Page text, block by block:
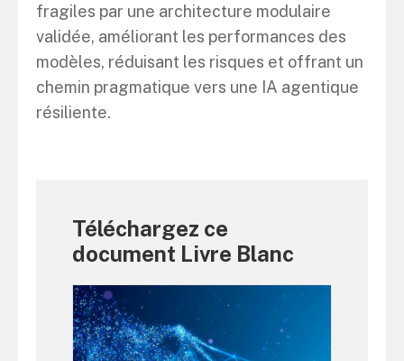
fragiles par une architecture modulaire
validée, améliorant les performances des
modèles, réduisant les risques et offrant un
chemin pragmatique vers une IA agentique
résiliente.
Téléchargez ce
document Livre Blanc